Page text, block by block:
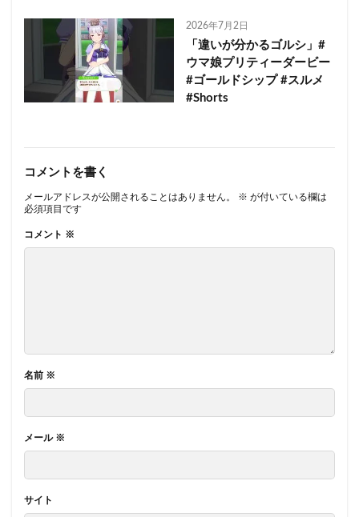
2026年7月2日
「違いが分かるゴルシ」#
ウマ娘プリティーダービー
#ゴールドシップ #スルメ
#Shorts
コメントを書く
メールアドレスが公開されることはありません。 ※ が付いている欄は
必須項目です
コメント ※
名前 ※
メール ※
サイト